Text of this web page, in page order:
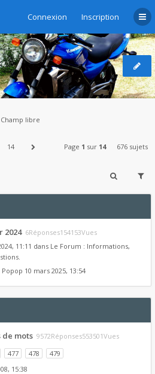
Connexion Inscription
Champ libre
14 Page 1 sur 14 676 sujets
2024 6Réponses154153Vues
11:11 dans Le Forum : Informations,
Popop 10 mars 2025, 13:54
de mots 9572Réponses553501Vues
477 478
479
15:38